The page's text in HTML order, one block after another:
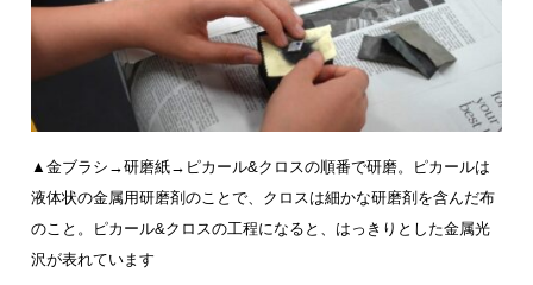
▲金ブラシ→研磨紙→ピカール&クロスの順番で研磨。ピカールは
液体状の金属用研磨剤のことで、クロスは細かな研磨剤を含んだ布
のこと。ピカール&クロスの工程になると、はっきりとした金属光
沢が表れています